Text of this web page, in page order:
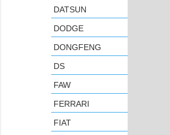
DATSUN
DODGE
DONGFENG
DS
FAW
FERRARI
FIAT